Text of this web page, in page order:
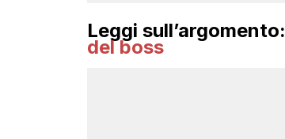
Leggi sull’argomento:
del boss